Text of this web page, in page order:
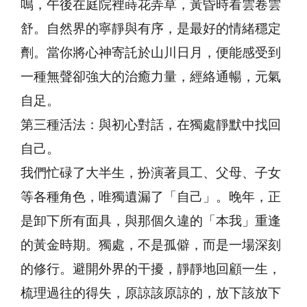
鳴，午後在庭院裡蒔花弄草，黃昏時看雲卷雲
舒。自然界的寧靜與有序，是最好的情緒穩定
劑。當你將心神寄託於山川日月，便能感受到
一種無聲卻強大的治癒力量，經絡通暢，元氣
自足。
第三種活法：與初心對話，在獨處靜默中找回
自己。
我們忙碌了大半生，扮演著員工、父母、子女
等各種角色，唯獨遺漏了「自己」。晚年，正
是卸下所有面具，與那個久違的「本我」重逢
的黃金時期。獨處，不是孤僻，而是一場深刻
的修行。避開外界的干擾，靜靜地回顧一生，
梳理過往的得失，原諒該原諒的，放下該放下